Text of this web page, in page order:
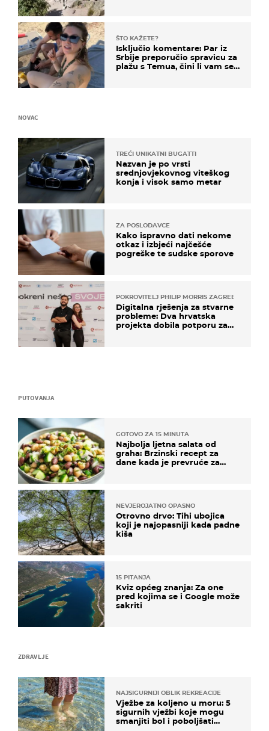
ZDRAVLJE
NAJSIGURNIJI OBLIK REKREACIJE
Vježbe za koljeno u moru: 5
sigurnih vježbi koje mogu
smanjiti bol i poboljšati
ŠTO KAŽETE?
Isključio komentare: Par iz
Srbije preporučio spravicu za
plažu s Temua, čini li vam se
PUTOVANJA
GOTOVO ZA 15 MINUTA
Najbolja ljetna salata od
graha: Brzinski recept za
dane kada je prevruće za
NEVJEROJATNO OPASNO
Otrovno drvo: Tihi ubojica
koji je najopasniji kada padne
kiša
15 PITANJA
Kviz općeg znanja: Za one
pred kojima se i Google može
sakriti
NOVAC
TREĆI UNIKATNI BUGATTI
Nazvan je po vrsti
srednjovjekovnog viteškog
konja i visok samo metar
ZA POSLODAVCE
Kako ispravno dati nekome
otkaz i izbjeći najčešće
pogreške te sudske sporove
POKROVITELJ PHILIP MORRIS ZAGREB
Digitalna rješenja za stvarne
probleme: Dva hrvatska
projekta dobila potporu za